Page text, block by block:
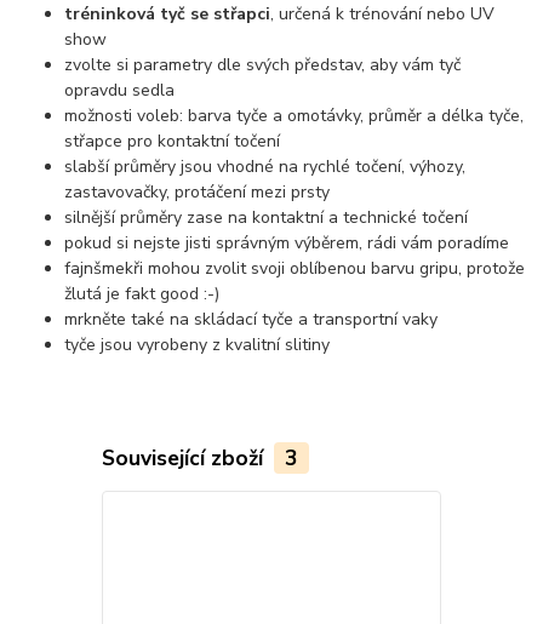
tréninková tyč se střapci, určená k trénování nebo UV
show
zvolte si parametry dle svých představ, aby vám tyč
opravdu sedla
možnosti voleb: barva tyče a omotávky, průměr a délka tyče,
střapce pro kontaktní točení
slabší průměry jsou vhodné na rychlé točení, výhozy,
zastavovačky, protáčení mezi prsty
silnější průměry zase na kontaktní a technické točení
pokud si nejste jisti správným výběrem, rádi vám poradíme
fajnšmekři mohou zvolit svoji oblíbenou barvu gripu, protože
žlutá je fakt good :-)
mrkněte také na skládací tyče a transportní vaky
tyče jsou vyrobeny z kvalitní slitiny
Související zboží 3